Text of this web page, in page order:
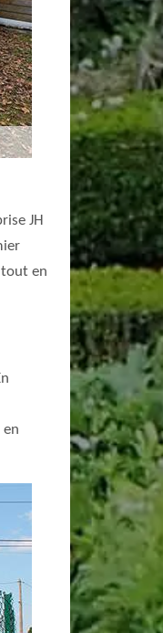
JH
en
en